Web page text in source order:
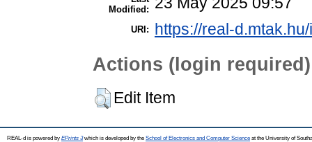
Modified:
URI: https://real-
Actions (login required)
Edit Item
REAL-d is powered by EPrints 3which is developed by the School of Electronics and Computer Science at the University of